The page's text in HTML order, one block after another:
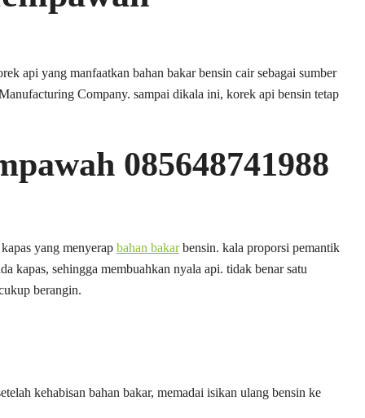
api yang manfaatkan bahan bakar bensin cair sebagai sumber
Company. sampai dikala ini, korek api bensin tetap
085648741988
yang menyerap bahan bakarbensin. kala proporsi pemantik
kapas, sehingga membuahkan nyala api. tidak benar satu
berangin.
kehabisan bahan bakar, memadai isikan ulang bensin ke